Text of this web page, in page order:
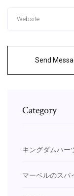
Send
Category
キングダムハー
マーベルのスパ